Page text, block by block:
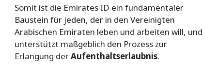
Somit ist die Emirates ID ein fundamentaler
Baustein für jeden, der in den Vereinigten
Arabischen Emiraten leben und arbeiten will, und
unterstützt maßgeblich den Prozess zur
Erlangung derAufenthaltserlaubnis.